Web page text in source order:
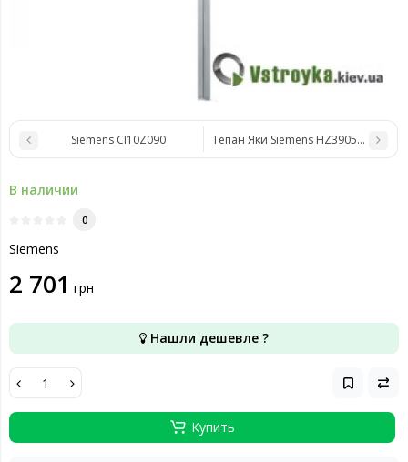
Siemens CI10Z090 Тепан Яки Siemens HZ390512
В наличии
0
Siemens
2 701 грн
Нашли дешевле ?
Купить